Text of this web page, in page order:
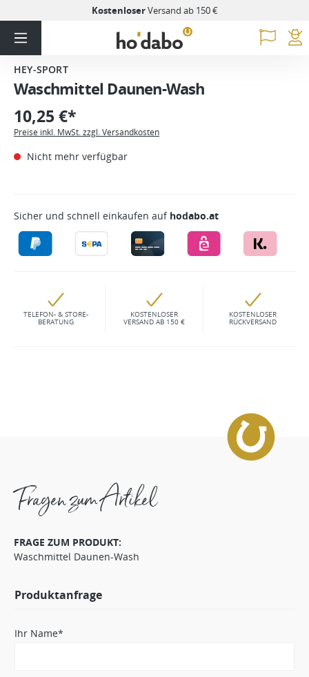
KostenloserVersand ab 150 €
HEY-SPORT
Waschmittel Daunen-Wash
10,25 €*
Preise inkl. MwSt. zzgl. Versandkosten
Nicht mehr verfügbar
Sicher und schnell einkaufen auf hodabo.at
TELEFON- & STORE-
BERATUNG
KOSTENLOSER
VERSAND AB 150 €
KOSTENLOSER
RÜCKVERSAND
Fragen zum Artikel
FRAGE ZUM PRODUKT:
Waschmittel Daunen-Wash
Produktanfrage
Ihr Name*